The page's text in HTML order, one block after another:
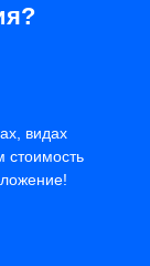
видах
стоимость